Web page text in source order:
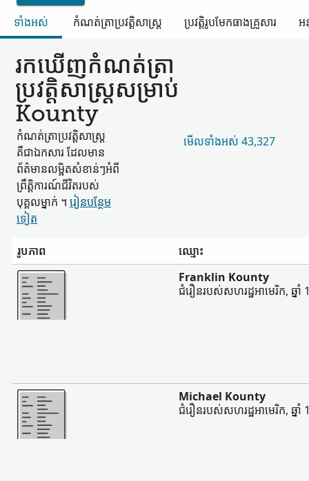
ទាំងអស់
កំណត់ត្រា​ប្រវត្តិសាស្ត្រ ប្រវត្តិរូប​មែកធាង​គ្រួសារ អ
រកឃើញ​កំណត់ត្រា​
ប្រវត្តិសាស្ត្រ​សម្រាប់
Kounty
កំណត់ត្រា​ប្រវត្តិសាស្ត្រ​
គឺជា​ឯកសារ ដែល​មាន​
ព័ត៌មាន​លម្អិត​សំខាន់ៗ​អំពី​
ព្រឹត្តិការណ៍​ជីវិត​របស់​
បុគ្គល​ម្នាក់ ។ រៀន​បន្ថែម​
ទៀត
មើល​ទាំងអស់ 43,327
រូបភាព
ឈ្មោះ
ច្រើន
Franklin Kounty
ជំរឿនរបស់សហរដ្ឋអាមេរិក, ឆ្នាំ
ច្រើន
Michael Kounty
ជំរឿនរបស់សហរដ្ឋអាមេរិក, ឆ្នាំ